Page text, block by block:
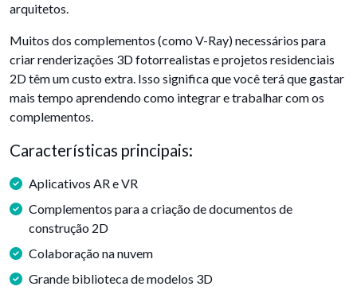
arquitetos.
Muitos dos complementos (como V-Ray) necessários para
criar renderizações 3D fotorrealistas e projetos residenciais
2D têm um custo extra. Isso significa que você terá que gastar
mais tempo aprendendo como integrar e trabalhar com os
complementos.
Características principais:
Aplicativos AR e VR
Complementos para a criação de documentos de
construção 2D
Colaboração na nuvem
Grande biblioteca de modelos 3D